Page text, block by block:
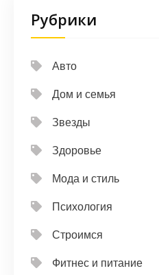
Рубрики
Авто
Дом и семья
Звезды
Здоровье
Мода и стиль
Психология
Строимся
Фитнес и питание